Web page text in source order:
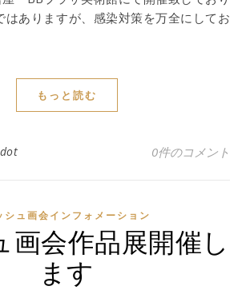
はありますが、感染対策を万全にしてお
もっと読む
0件のコメント
シュ画会インフォメーション
画会作品展開催し
ます